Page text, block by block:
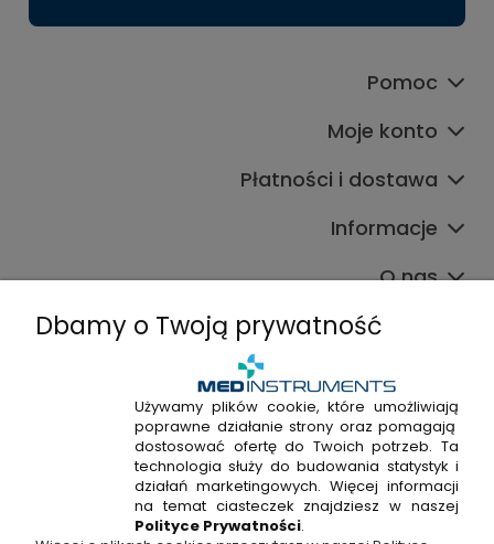
Pomoc
Moje konto
Płatności i dostawa
Informacje
O nas
+48 720 915 338
+48 22 298 53 38
Napisz do nas!
Dbamy o Twoją prywatność
Używamy plików cookie, które umożliwiają
poprawne działanie strony oraz pomagają
dostosować ofertę do Twoich potrzeb. Ta
technologia służy do budowania statystyk i
działań marketingowych. Więcej informacji
na temat ciasteczek znajdziesz w naszej
Polityce Prywatności.